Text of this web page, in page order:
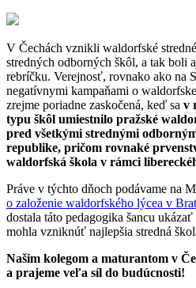
V Čechách vznikli waldorfské
stredných odborných škôl, a tak boli
rebríčku. Verejnosť, rovnako ako na
negatívnymi kampaňami o
zrejme poriadne zaskočená, keď sa v
typu škôl umiestnilo pražské
pred všetkými strednými
republike, pričom rovnaké
waldorfská škola v rámci
Práve v týchto dňoch podávame na
o založenie waldorfského lýcea v
dostala táto pedagogika šancu
mohla vzniknúť najlepšia stredná
Našim kolegom a maturantom v
a prajeme veľa síl do budúcnosti!